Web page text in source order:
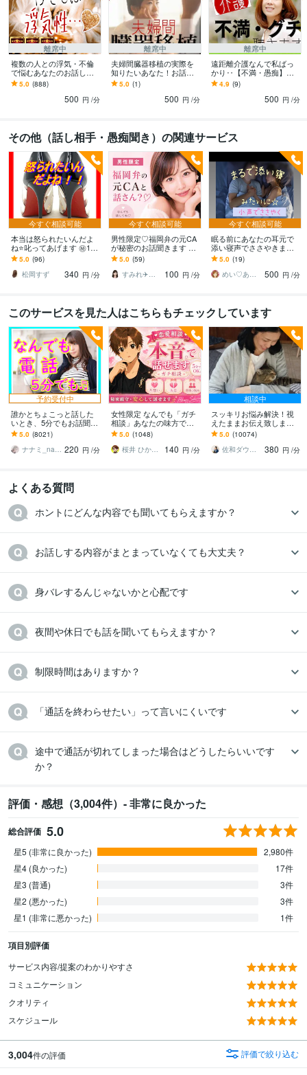
家族療法カウンセラー 取得年 : 2020年
認知症介助士 取得年 : 2020年
終活アドバイザー 取得年 : 2019年
ホームヘルパー2級 取得年 : 2003年
調理師 取得年 : 1999年
ビジネス・クリエイティブツール
WordPress:10年Canva:3年 ChatGPT:0年OBS Studio:2年
CapCut:1年
Cakewalk:8年Google スプレッドシート:8年Google ドキュメント:8年
Google Analytics:7年 Google Search Console:7年 Live2D:1年
得意分野
悩み相談・カウンセリング 雑談～性の悩みまで何でも話せると大人気！
パートナーの本当の気持ちが知りたい！ ■不倫・浮気にまつわる相談 ■自
死で遺された家族・恋人・親友の心痛 ■精神的・身体的DVについて ■シン
グルマザーの抱える様々な悩み・不安 ■認知症・独居老人・遠距離介護
子連れ再婚についての悩み
■愛する我が子と引き離された苦痛 ■夫婦間臓
器移植への不安・葛藤
悩み相談 愚痴聴き 離婚 子育て DV
介護
離席中
複数の人との浮気・不倫
で悩むあなたのお話し聴
きます 満たされないその
気持ちと本当の思いを全
部丸ごと受けとめます！
5.0 (888)
500 円 /分
離席中
夫婦間臓器移植の実際を
知りたいあなた！お話し
します 職場復帰はいつだ
った？夫婦関係は円満？
なんでも質問OKです！
5.0 (1)
500 円 /分
離席中
遠距離介護なんで私ばっ
かり‥【不満・愚痴】聴
きます 介護しないんだっ
たら「せめてお金出して
よ~！」っていう本音も
4.9 (9)
500 円 /分
その他（話し相手・愚痴聞き）の関連サービス
今すぐ相談可能
本当は怒られたいんだよ
ね⭐️叱ってあげます ㊙10
0％秘密厳守⭐️私に本当の
自分みせてごらん‼️
5.0 (96)
松岡すず
340 円 /分
今すぐ相談可能
男性限定♡福岡弁の元CA
が秘密のお話聞きます 雑
談・趣味・恋愛・性の悩
みなど…な〜んでも聞く
けんね！
5.0 (59)
すみれ✈️福岡弁の元CA
100 円 /分
今すぐ相談可能
眠る前にあなたの耳元で
添い寝声でささやきます
いつもと違う めい♡と2人
だけの のんびりタイム⭐️
5.0 (19)
めい♡あなたの陽だまりセラピスト
500 円 /分
このサービスを見た人はこちらもチェックしています
予約受付中
誰かとちょこっと話した
いとき、5分でもお話聞き
ます 疲れた～、でもカウ
ンセリングじゃない、な
んとなく雑談聞いて～
5.0 (8021)
ナナミ_nanami 220 円 /分
女性限定 なんでも「ガチ
相談」あなたの味方で話
ます 男性目線で、あなた
の恋の“答え”を言葉にしま
す。
5.0 (1048)
桜井 ひかる｜経験豊富の恋愛相談室
140 円 /分
相談中
スッキリお悩み解決！視
えたままお伝え致します
恋愛、結婚、人間関係、
仕事、人生、ペットの気
持ち等◎祈願付き
5.0 (10074)
佐和ダウジング＆スピリットメンター
380 円 /分
よくある質問
ホントにどんな内容でも聞いてもらえますか？
お話しする内容がまとまっていなくても大丈夫？
身バレするんじゃないかと心配です
夜間や休日でも話を聞いてもらえますか？
制限時間はありますか？
「通話を終わらせたい」って言いにくいです
途中で通話が切れてしまった場合はどうしたらいいです
か？
評価・感想（3,004件）- 非常に良かった
総合評価 5.0
星5 (非常に良かった)
2,980件
星4 (良かった)
17件
星3 (普通)
3件
星2 (悪かった)
3件
星1 (非常に悪かった)
1件
項目別評価
サービス内容/提案のわかりやすさ
コミュニケーション
クオリティ
スケジュール
3,004件の評価 評価で絞り込む